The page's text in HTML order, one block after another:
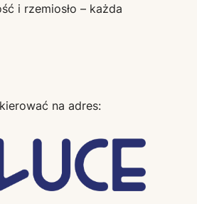
i rzemiosło – każda
na adres: